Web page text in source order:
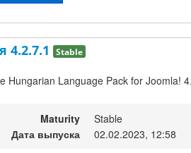
4.2.7.1 Stable
Hungarian Language Pack for Joomla!
Maturity
Stable
Дата выпуска
02.02.2023, 12:58